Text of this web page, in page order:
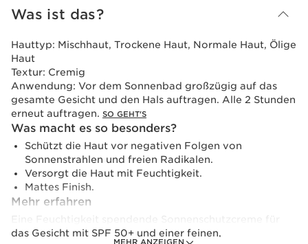
Was ist das?
MEHR ANZEIGEN
Hauttyp: Mischhaut, Trockene Haut, Normale Haut, Ölige
Haut
Textur: Cremig
Anwendung: Vor dem Sonnenbad großzügig auf das
gesamte Gesicht und den Hals auftragen. Alle 2 Stunden
erneut auftragen. SO GEHT'S
Was macht es so besonders?
Schützt die Haut vor negativen Folgen von
Sonnenstrahlen und freien Radikalen.
Versorgt die Haut mit Feuchtigkeit.
Mattes Finish.
Mehr erfahren
Eine Feuchtigkeit spendende Sonnenschutzcreme für
das Gesicht mit SPF 50+ und einer feinen,